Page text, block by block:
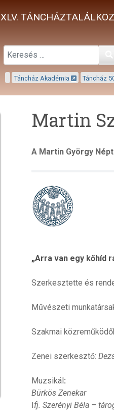
XLV.
Keresés
Táncház Akadémia Táncház
Martin
A Martin György
„Arra van egy kőhíd
Szerkesztette és
Művészeti
Szakmai
Zenei szerkesztő:
Muzsikál :
Bürkös Zenekar
fj. Szerényi Béla –